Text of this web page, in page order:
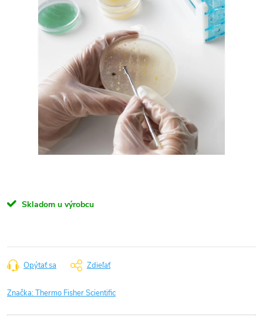
Skladom u výrobcu
Opýtať sa Zdieľať
Značka:Thermo Fisher Scientific